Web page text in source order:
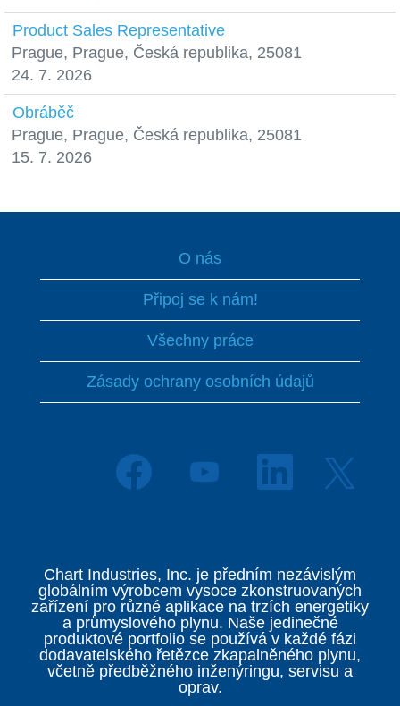
Product Sales Representative
Prague, Prague, Česká republika, 25081
24. 7. 2026
Obráběč
Prague, Prague, Česká republika, 25081
15. 7. 2026
O nás
Připoj se k nám!
Všechny práce
Zásady ochrany osobních údajů
O
e
n
a
n
o
v
é
O
e
n
a
n
o
v
é
k
a
O
e
e
n
a
n
o
v
é
O
e
n
a
n
o
v
é
Chart Industries, Inc. je předním nezávislým
globálním výrobcem vysoce zkonstruovaných
zařízení pro různé aplikace na trzích energetiky
a průmyslového plynu. Naše jedinečné
produktové portfolio se používá v každé fázi
dodavatelského řetězce zkapalněného plynu,
včetně předběžného inženýringu, servisu a
oprav.